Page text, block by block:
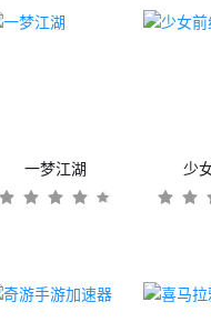
一梦江湖 少